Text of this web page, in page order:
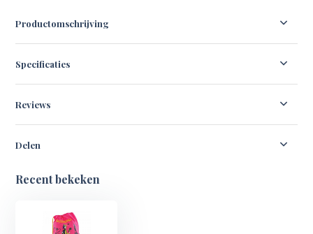
Productomschrijving
Specificaties
Reviews
Delen
Recent bekeken